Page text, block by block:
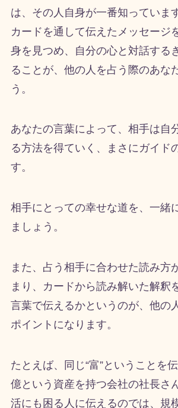
は、その人自身が一番知っていま
カードを通して伝えたメッセージ
身を見つめ、自分の心と対話する
ることが、他の人を占う際のあな
う。
あなたの言葉によって、相手は自
る方法を得ていく、まさにガイド
す。
相手にとっての幸せな道を、一緒
ましょう。
また、占う相手に合わせた読み方
まり、カードから読み解いた解釈
言葉で伝えるかというのが、他の
ポイントになります。
たとえば、同じ“富”ということを
億という資産を持つ会社の社長さ
活にも困る人に伝えるのでは、規